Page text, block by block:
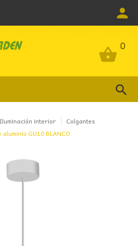
0
0
Iluminación interior
Colgantes
aluminio GU10 BLANCO